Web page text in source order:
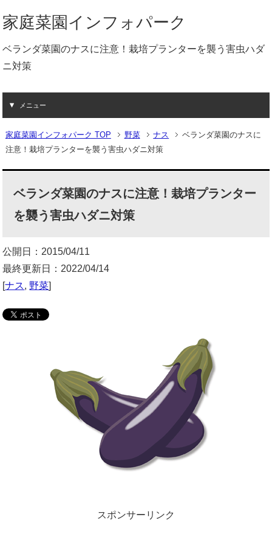
家庭菜園インフォパーク
ベランダ菜園のナスに注意！栽培プランターを襲う害虫ハダ
ニ対策
メニュー
家庭菜園インフォパーク TOP 野菜 ナス
ベランダ菜園のナスに
注意！栽培プランターを襲う害虫ハダニ対策
ベランダ菜園のナスに注意！栽培プランター
を襲う害虫ハダニ対策
公開日：2015/04/11
最終更新日：2022/04/14
[ナス, 野菜]
スポンサーリンク